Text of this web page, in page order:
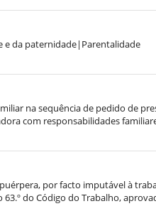
e da paternidade|Parentalidade
na sequência de pedido de
com responsabilidades
por facto imputável à
do Código do Trabalho,